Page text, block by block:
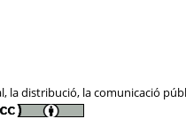
distribució, la comunicació